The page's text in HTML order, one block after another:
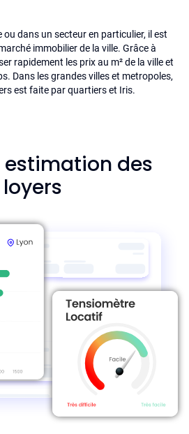
dans un secteur en particulier, il est
immobilier de la ville. Grâce à
rapidement les prix au m² de la ville et
Dans les grandes villes et metropoles,
est faite par quartiers et Iris.
estimation des
loyers